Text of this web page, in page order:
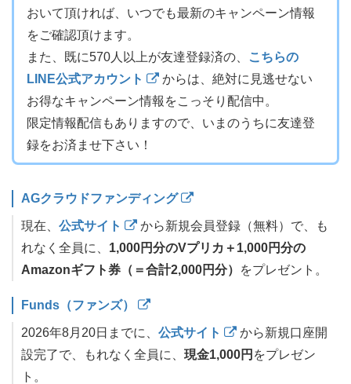
おいて頂ければ、いつでも最新のキャンペーン情報
をご確認頂けます。
また、既に570人以上が友達登録済の、
こちらの
LINE公式アカウント
からは、絶対に見逃せない
お得なキャンペーン情報をこっそり配信中。
限定情報配信もありますので、いまのうちに友達登
録をお済ませ下さい！
AGクラウドファンディング
現在、 公式サイト
から新規会員登録（無料）で、も
れなく全員に、 1,000円分のVプリカ＋1,000円分の
Amazonギフト券（＝合計2,000円分）
をプレゼント。
Funds（ファンズ）
2026年8月20日までに、 公式サイト
から新規口座開
設完了で、もれなく全員に、 現金1,000円 をプレゼン
ト。